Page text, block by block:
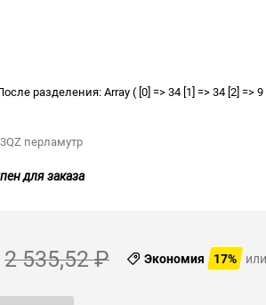
разделения: Array ( [0] => 34 [1] => 34 [2] =>
перламутр
для заказа
2 535,52₽ Экономия 17% или